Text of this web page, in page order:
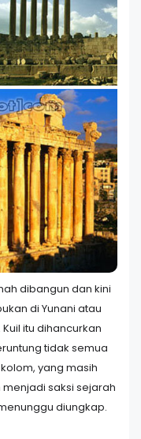
dibangun dan kini
di Yunani atau
itu dihancurkan
tidak semua
yang masih
saksi sejarah
diungkap.